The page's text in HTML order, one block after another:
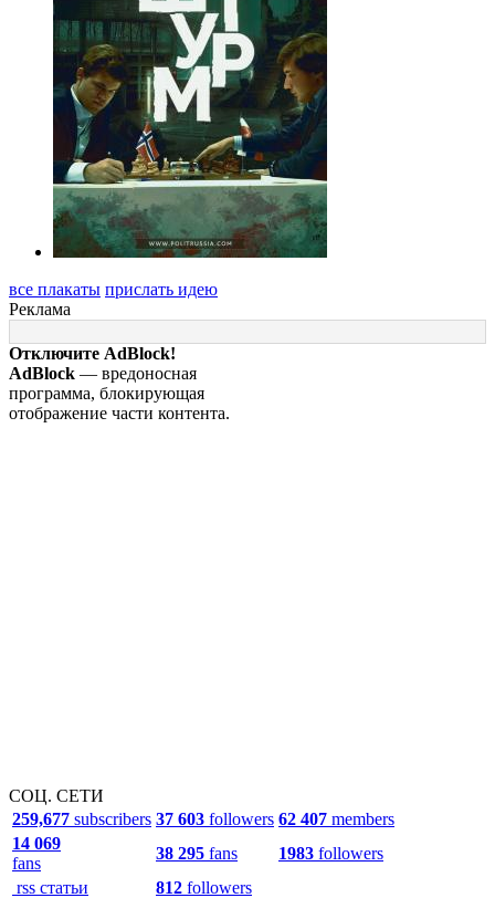
все плакаты прислать идею
Реклама
Отключите AdBlock!
AdBlock — вредоносная
программа, блокирующая
отображение части контента.
СОЦ. СЕТИ
259,677 subscribers 37 603 followers 62 407 members
14 069
fans
38 295 fans 1983 followers
rss статьи
812 followers